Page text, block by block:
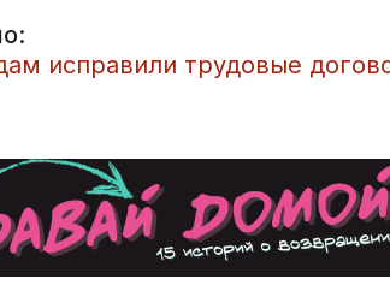
исправили трудовые